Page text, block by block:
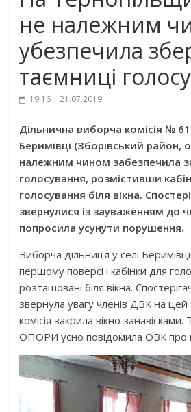
не належним
убезпечила
таємниці
19:16 | 21.07.2019
Дільнична виборча комісія №
Беримівці (Зборівський район,
належним чином забезпечила
голосування, розмістивши
голосування біля вікна.
звернулися із зауваженням до
попросила усунути порушення.
Виборча дільниця у селі
першому поверсі і кабінки для
розташовані біля вікна.
звернула увагу членів ДВК на цей
комісія закрила вікно занавісками.
ОПОРИ усно повідомила ОВК про